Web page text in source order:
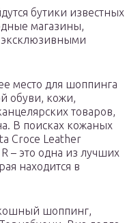
бутики известных
магазины,
место для шоппинга
обуви, кожи,
товаров,
В поисках кожаных
Croce Leather
– это одна из лучших
находится в
шоппинг,